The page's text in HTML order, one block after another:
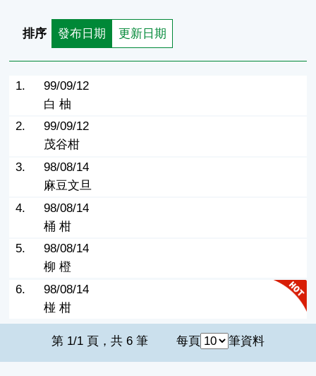
排序 發布日期 更新日期
1.
99/09/12
白 柚
2.
99/09/12
茂谷柑
3.
98/08/14
麻豆文旦
4.
98/08/14
桶 柑
5.
98/08/14
柳 橙
6.
98/08/14
椪 柑
第 1/1 頁，共 6 筆 每頁 筆資料